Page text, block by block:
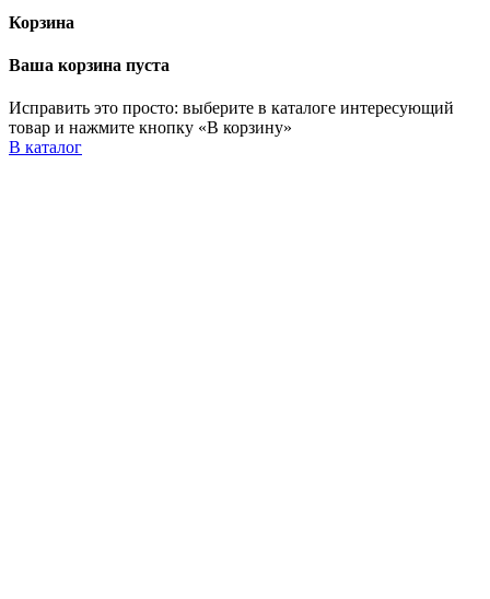
Корзина
Ваша корзина пуста
Исправить это просто: выберите в каталоге интересующий
товар и нажмите кнопку «В корзину»
В каталог